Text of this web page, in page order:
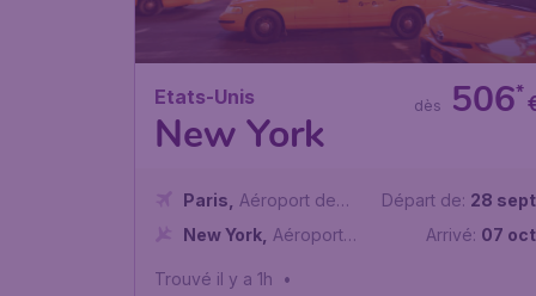
Etats-Unis
New York
506*
dès
Paris
Aéroport de
Paris-Charles de Gaulle
New York Aéroport
Kennedy
Départ de: 28
Arrivé: 07
Trouvé il y a 1h •